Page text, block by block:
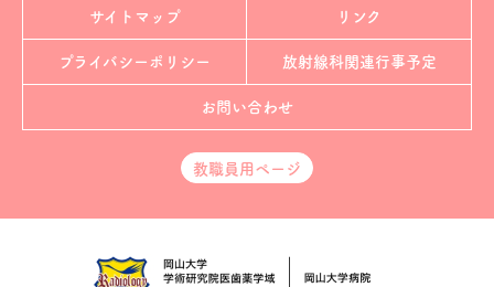
サイトマップ リンク
プライバシーポリシー 放射線科関連行事予定
お問い合わせ
教職員用ページ